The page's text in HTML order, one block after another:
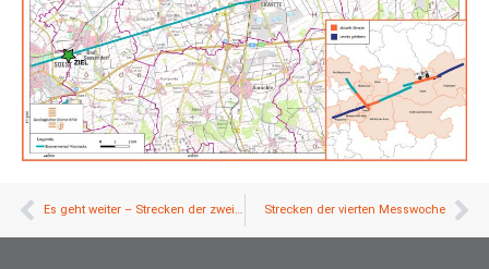
Es geht weiter – Strecken der zweiten Messwoche Strecken der vierten Messwoche